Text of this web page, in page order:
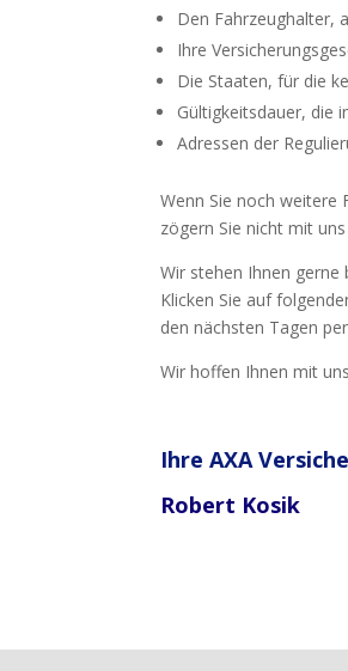
Den Fahrzeughalter,
Ihre
Die Staaten, für die
Gültigkeitsdauer, die
Adressen der
Wenn Sie noch weitere
zögern Sie nicht mit
Wir stehen Ihnen gerne
Klicken Sie auf
den nächsten Tagen
Wir hoffen Ihnen mit
Ihre AXA
Robert Kosik